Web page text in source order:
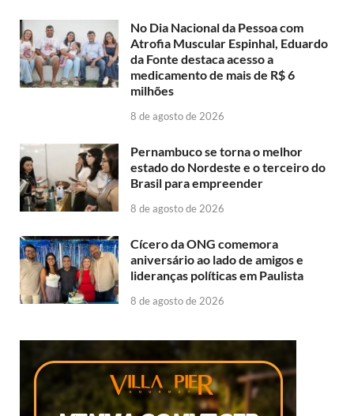
No Dia Nacional da Pessoa com
Atrofia Muscular Espinhal, Eduardo
da Fonte destaca acesso a
medicamento de mais de R$ 6
milhões
8 de agosto de 2026
Pernambuco se torna o melhor
estado do Nordeste e o terceiro do
Brasil para empreender
8 de agosto de 2026
Cícero da ONG comemora
aniversário ao lado de amigos e
lideranças políticas em Paulista
8 de agosto de 2026